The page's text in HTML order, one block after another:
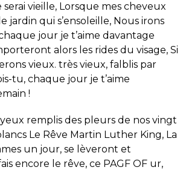
vieille, Lorsque mes cheveux
jardin qui s’ensoleille, Nous irons
jour je t’aime davantage
alors les rides du visage, Si
vieux. très vieux, falblis par
tu, chaque jour je t’aime
!
remplis des pleurs de nos vingt
Le Rêve Martin Luther King, La
un jour, se lèveront et
encore le rêve, ce PAGF OF ur,